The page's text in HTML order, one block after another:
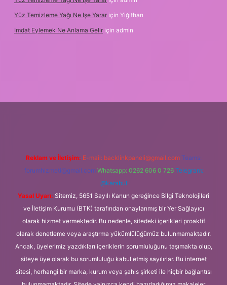
Yüz Temizleme Yağı Ne Işe Yarar için Yiğithan
Imdat Eylemek Ne Anlama Gelir için admin
Reklam ve İletişim: E-mail: backlinkpaneli@gmail.com Teams:
forumhizmeti@gmail.com Whatsapp: 0262 606 0 726 Telegram:
@karabul
Yasal Uyarı: Sitemiz, 5651 Sayılı Kanun gereğince Bilgi Teknolojileri
ve İletişim Kurumu (BTK) tarafından onaylanmış bir Yer Sağlayıcı
olarak hizmet vermektedir. Bu nedenle, sitedeki içerikleri proaktif
olarak denetleme veya araştırma yükümlülüğümüz bulunmamaktadır.
Ancak, üyelerimiz yazdıkları içeriklerin sorumluluğunu taşımakta olup,
siteye üye olarak bu sorumluluğu kabul etmiş sayılırlar. Bu internet
sitesi, herhangi bir marka, kurum veya şahıs şirketi ile hiçbir bağlantısı